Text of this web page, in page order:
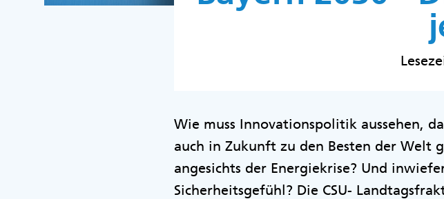
Wie muss Innovationspolitik aussehen,
auch in Zukunft zu den Besten der Welt
angesichts der Energiekrise? Und
Sicherheitsgefühl? Die CSU-